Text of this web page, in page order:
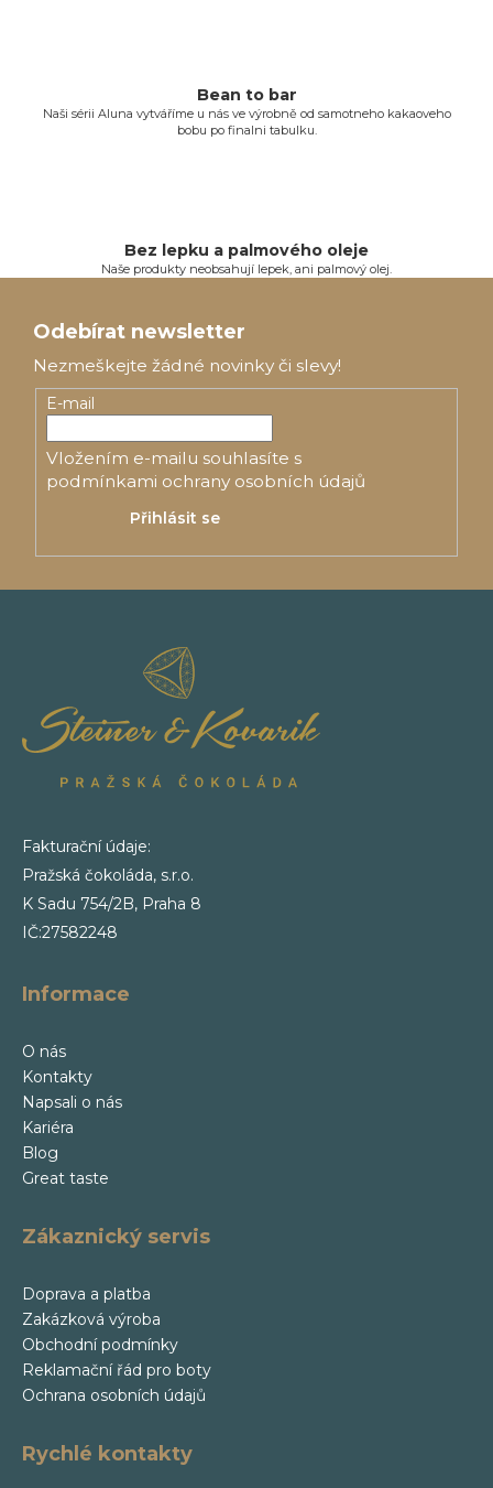
y
v
ý
Bean to bar
Naši sérii Aluna vytváříme u nás ve výrobně od samotneho kakaoveho
bobu po finalni tabulku.
Bez lepku a palmového oleje
Naše produkty neobsahují lepek, ani palmový olej.
Odebírat newsletter
Nezmeškejte žádné novinky či slevy!
E-mail
Vložením e-mailu souhlasíte s
podmínkami ochrany osobních údajů
Přihlásit se
Fakturační údaje:
Pražská čokoláda, s.r.o.
K Sadu 754/2B, Praha 8
IČ:27582248
Informace
O nás
Kontakty
Napsali o nás
Kariéra
Blog
Great taste
Zákaznický servis
Doprava a platba
Zakázková výroba
Obchodní podmínky
Reklamační řád pro boty
Ochrana osobních údajů
Rychlé kontakty